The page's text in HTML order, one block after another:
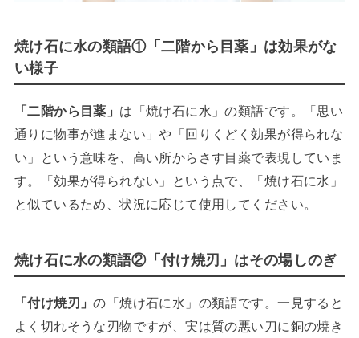
焼け石に水の類語①「二階から目薬」は効果がな
い様子
「二階から目薬」 は「焼け石に水」の類語です。「思い
通りに物事が進まない」や「回りくどく効果が得られな
い」という意味を、高い所からさす目薬で表現していま
す。「効果が得られない」という点で、「焼け石に水」
と似ているため、状況に応じて使用してください。
焼け石に水の類語②「付け焼刃」はその場しのぎ
「付け焼刃」の「焼け石に水」の類語です。一見すると
よく切れそうな刃物ですが、実は質の悪い刀に銅の焼き